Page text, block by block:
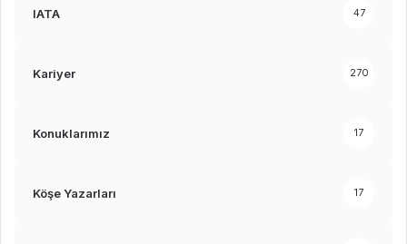
IATA 47
Kariyer 270
Konuklarımız 17
Köşe Yazarları 17